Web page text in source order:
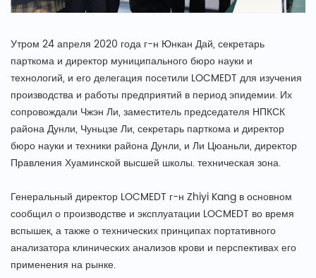
Утром 24 апреля 2020 года г-н Юнкан Дай, секретарь
парткома и директор муниципального бюро науки и
технологий, и его делегация посетили LOCMEDT для изучения
производства и работы предприятий в период эпидемии. Их
сопровождали Чжэн Ли, заместитель председателя НПКСК
района Дунли, Чуньцзе Ли, секретарь парткома и директор
бюро науки и техники района Дунли, и Ли Цюаньли, директор
Правления Хуаминской высшей школы. техническая зона.
Генеральный директор LOCMEDT г-н Zhiyi Kang в основном
сообщил о производстве и эксплуатации LOCMEDT во время
вспышек, а также о технических принципах портативного
анализатора клинических анализов крови и перспективах его
применения на рынке.